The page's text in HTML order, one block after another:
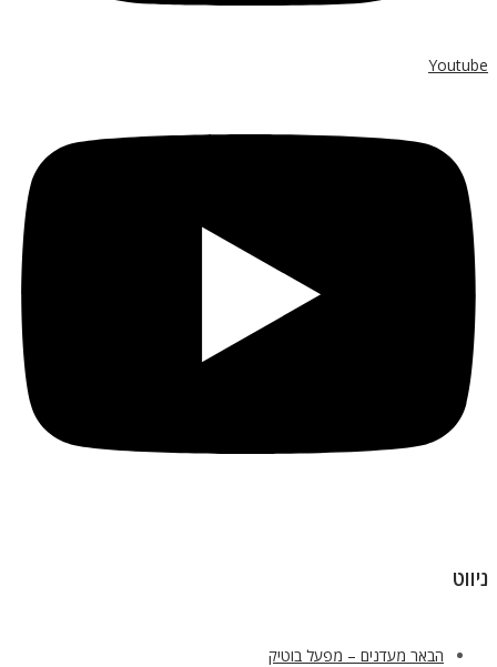
Youtube
ניווט
הבאר מעדנים – מפעל בוטיק